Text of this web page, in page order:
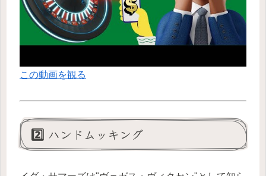
この動画を観る
2️⃣ ハンドムッキング